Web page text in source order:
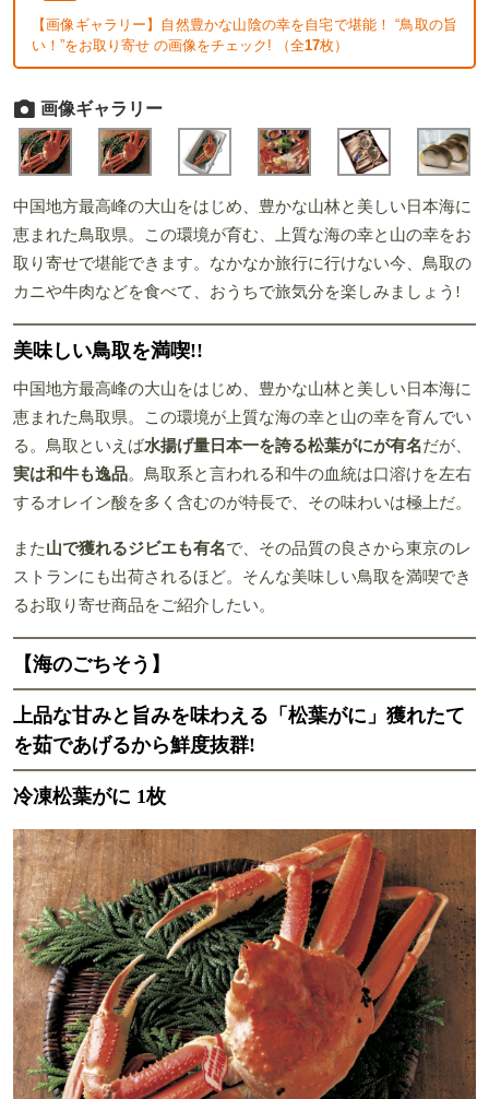
【画像ギャラリー】自然豊かな山陰の幸を自宅で堪能！ “鳥取の旨
い！”をお取り寄せ の画像をチェック! （全17枚）
画像ギャラリー
中国地方最高峰の大山をはじめ、豊かな山林と美しい日本海に
恵まれた鳥取県。この環境が育む、上質な海の幸と山の幸をお
取り寄せで堪能できます。なかなか旅行に行けない今、鳥取の
カニや牛肉などを食べて、おうちで旅気分を楽しみましょう!
美味しい鳥取を満喫!!
中国地方最高峰の大山をはじめ、豊かな山林と美しい日本海に
恵まれた鳥取県。この環境が上質な海の幸と山の幸を育んでい
る。鳥取といえば水揚げ量日本一を誇る松葉がにが有名だが、
実は和牛も逸品。鳥取系と言われる和牛の血統は口溶けを左右
するオレイン酸を多く含むのが特長で、その味わいは極上だ。
また山で獲れるジビエも有名で、その品質の良さから東京のレ
ストランにも出荷されるほど。そんな美味しい鳥取を満喫でき
るお取り寄せ商品をご紹介したい。
【海のごちそう】
上品な甘みと旨みを味わえる「松葉がに」獲れたて
を茹であげるから鮮度抜群!
冷凍松葉がに 1枚